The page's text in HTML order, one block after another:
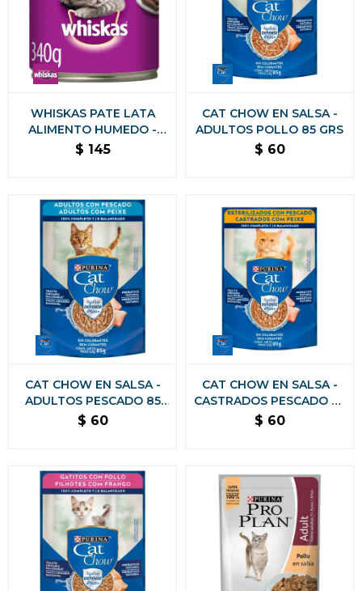
WHISKAS PATE LATA
ALIMENTO HUMEDO -
CARNE 340 GRAMOS
$ 145
CAT CHOW EN SALSA -
ADULTOS POLLO 85 GRS
$ 60
CAT CHOW EN SALSA -
ADULTOS PESCADO 85
GRS
$ 60
CAT CHOW EN SALSA -
CASTRADOS PESCADO 85
GRS
$ 60